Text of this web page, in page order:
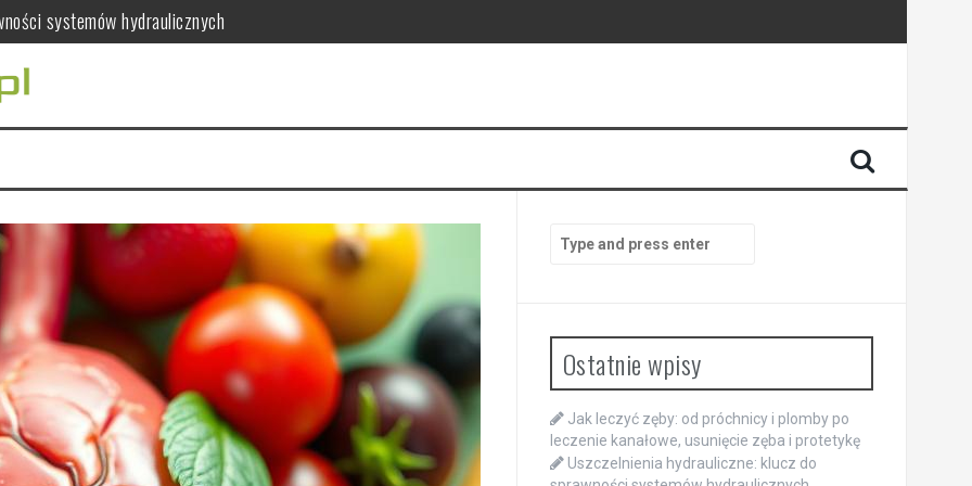
systemów hydraulicznych
dla zdrowia kobiet?
serca i mięśni
mandarynek
warto wiedzieć?
kanałowe, usunięcie zęba i protetykę
for:
Ostatnie wpisy
Jak leczyć zęby: od próchnicy i plomby po
leczenie kanałowe, usunięcie zęba i protetykę
Uszczelnienia hydrauliczne: klucz do